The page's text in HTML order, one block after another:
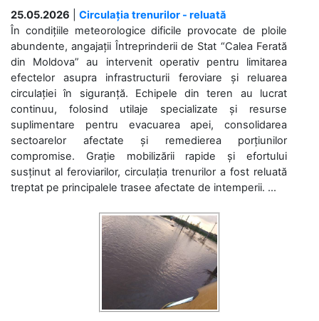
25.05.2026
Circulația trenurilor - reluată
În condițiile meteorologice dificile provocate de ploile
abundente, angajații Întreprinderii de Stat “Calea Ferată
din Moldova” au intervenit operativ pentru limitarea
efectelor asupra infrastructurii feroviare și reluarea
circulației în siguranță. Echipele din teren au lucrat
continuu, folosind utilaje specializate și resurse
suplimentare pentru evacuarea apei, consolidarea
sectoarelor afectate și remedierea porțiunilor
compromise. Grație mobilizării rapide și efortului
susținut al feroviarilor, circulația trenurilor a fost reluată
treptat pe principalele trasee afectate de intemperii. ...